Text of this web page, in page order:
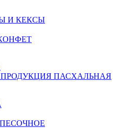
И КЕКСЫ
ПАСХАЛЬНАЯ